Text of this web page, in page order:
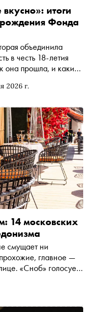
2026 г.
итоги
Фонда
объединила
в честь 18-летия
она прошла, и каких
по всей
14 московских
смущает ни
главное —
«Сноб» голосует
террасы, где